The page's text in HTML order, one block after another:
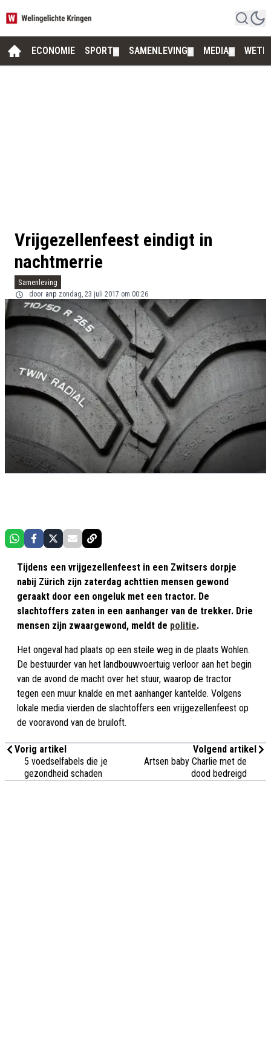
ECONOMIE SPORT SAMENLEVING MEDIA
Vrijgezellenfeest eindigt in
nachtmerrie
Samenleving
door anp zondag, 23 juli 2017 om 00:26
Tijdens een vrijgezellenfeest in een Zwitsers dorpje
nabij Zürich zijn zaterdag achttien mensen gewond
geraakt door een ongeluk met een tractor. De
slachtoffers zaten in een aanhanger van de trekker. Drie
mensen zijn zwaargewond, meldt de politie.
Het ongeval had plaats op een steile weg in de plaats Wohlen.
De bestuurder van het landbouwvoertuig verloor aan het begin
van de avond de macht over het stuur, waarop de tractor
tegen een muur knalde en met aanhanger kantelde. Volgens
lokale media vierden de slachtoffers een vrijgezellenfeest op
de vooravond van de bruiloft.
Vorig artikel
5 voedselfabels die je
gezondheid schaden
Volgend artikel
Artsen baby Charlie met de
dood bedreigd